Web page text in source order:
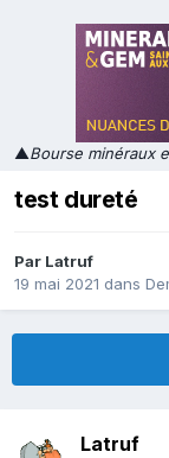
▲Bourse minéraux
test dureté
Par Latruf
19 mai 2021 dans
Latruf